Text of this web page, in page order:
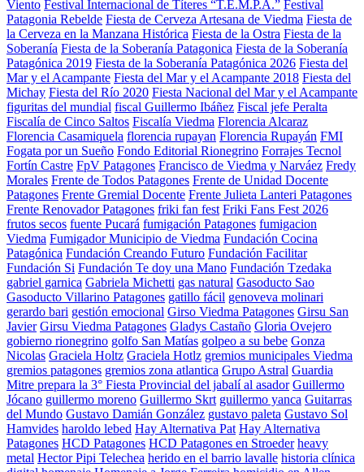
Viento Festival Internacional de Títeres “T.E.M.P.A.” Festival
Patagonia Rebelde Fiesta de Cerveza Artesana de Viedma Fiesta de
la Cerveza en la Manzana Histórica Fiesta de la Ostra Fiesta de la
Soberanía Fiesta de la Soberanía Patagonica Fiesta de la Soberanía
Patagónica 2019 Fiesta de la Soberanía Patagónica 2026 Fiesta del
Mar y el Acampante Fiesta del Mar y el Acampante 2018 Fiesta del
Michay Fiesta del Río 2020 Fiesta Nacional del Mar y el Acampante
figuritas del mundial fiscal Guillermo Ibáñez Fiscal jefe Peralta
Fiscalía de Cinco Saltos Fiscalía Viedma Florencia Alcaraz
Florencia Casamiquela florencia rupayan Florencia Rupayán FMI
Fogata por un Sueño Fondo Editorial Rionegrino Forrajes Tecnol
Fortín Castre FpV Patagones Francisco de Viedma y Narváez Fredy
Morales Frente de Todos Patagones Frente de Unidad Docente
Patagones Frente Gremial Docente Frente Julieta Lanteri Patagones
Frente Renovador Patagones friki fan fest Friki Fans Fest 2026
frutos secos fuente Pucará fumigación Patagones fumigacion
Viedma Fumigador Municipio de Viedma Fundación Cocina
Patagónica Fundación Creando Futuro Fundación Facilitar
Fundación Si Fundación Te doy una Mano Fundación Tzedaka
gabriel garnica Gabriela Michetti gas natural Gasoducto Sao
Gasoducto Villarino Patagones gatillo fácil genoveva molinari
gerardo bari gestión emocional Girso Viedma Patagones Girsu San
Javier Girsu Viedma Patagones Gladys Castaño Gloria Ovejero
gobierno rionegrino golfo San Matías golpeo a su bebe Gonza
Nicolas Graciela Holtz Graciela Hotlz gremios municipales Viedma
gremios patagones gremios zona atlantica Grupo Astral Guardia
Mitre prepara la 3° Fiesta Provincial del jabalí al asador Guillermo
Jócano guillermo moreno Guillermo Skrt guillermo yanca Guitarras
del Mundo Gustavo Damián González gustavo paleta Gustavo Sol
Hamvides haroldo lebed Hay Alternativa Pat Hay Alternativa
Patagones HCD Patagones HCD Patagones en Stroeder heavy
metal Hector Pipi Telechea herido en el barrio lavalle historia clínica